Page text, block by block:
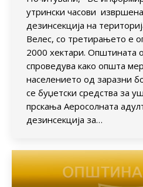
утрински часови
дезинсекција на
Велес, со третирањето е
2000 хектари. Општината
спроведува како општа
населението од заразни
се буџетски средства за
прскања Аеросолната
дезинсекција за…